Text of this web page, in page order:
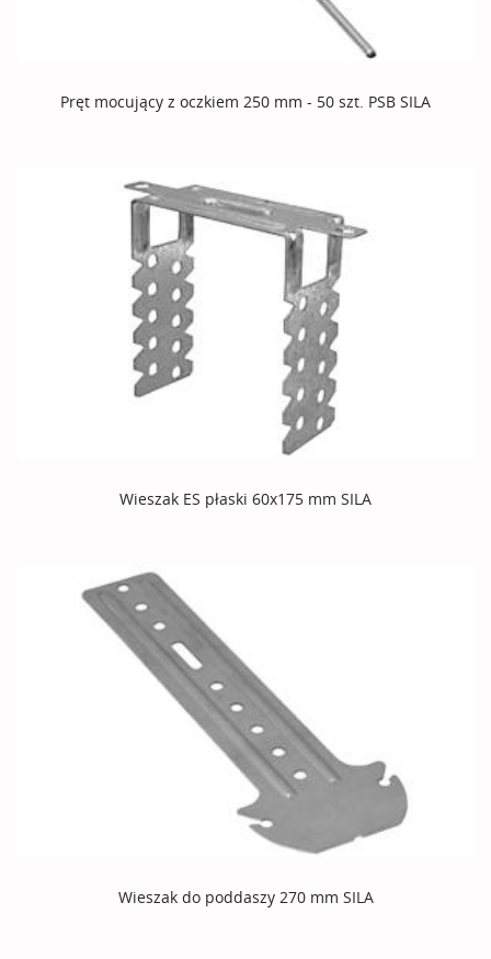
Pręt mocujący z oczkiem 250 mm - 50 szt. PSB SILA
Wieszak ES płaski 60x175 mm SILA
Wieszak do poddaszy 270 mm SILA